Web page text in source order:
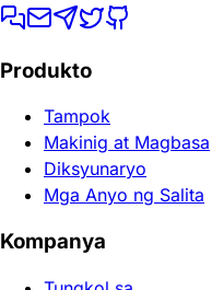
Produkto
Tampok
Makinig at Magbasa
Diksyunaryo
Mga Anyo ng Salita
Kompanya